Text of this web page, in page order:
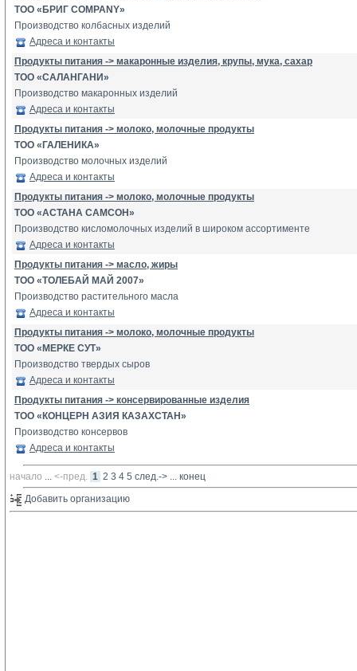
ТОО «БРИГ COMPANY»
Производство колбасных изделий
Адреса и контакты
Продукты питания -> макаронные изделия, крупы, мука, сахар
ТОО «САЛАНГАНИ»
Производство макаронных изделий
Адреса и контакты
Продукты питания -> молоко, молочные продукты
ТОО «ГАЛЕНИКА»
Производство молочных изделий
Адреса и контакты
Продукты питания -> молоко, молочные продукты
ТОО «АСТАНА САМСОН»
Производство кисломолочных изделий в широком ассортименте
Адреса и контакты
Продукты питания -> масло, жиры
ТОО «ТОЛЕБАЙ МАЙ 2007»
Производство растительного масла
Адреса и контакты
Продукты питания -> молоко, молочные продукты
ТОО «МЕРКЕ СУТ»
Производство твердых сыров
Адреса и контакты
Продукты питания -> консервированные изделия
ТОО «КОНЦЕРН АЗИЯ КАЗАХСТАН»
Производство консервов
Адреса и контакты
начало ... <-пред. 1 2 3 4 5 след.-> ... конец
Добавить организацию